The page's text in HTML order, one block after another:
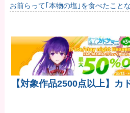
お前らって｢本物の塩｣を食べたこと
【対象作品2500点以上】カ